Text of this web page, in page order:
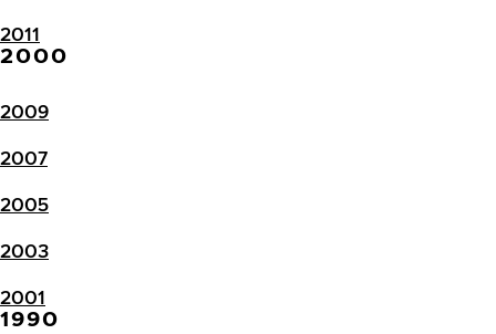
2011
2000
2009
2007
2005
2003
2001
1990